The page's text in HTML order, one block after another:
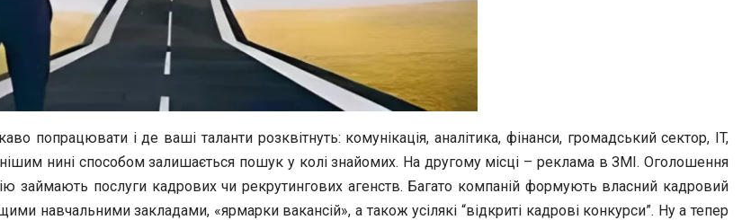
попрацювати і де ваші таланти розквітнуть: комунікація, аналітика, фінанси, громадський сектор, IT,
нині способом залишається пошук у колі знайомих. На другому місці – реклама в ЗМІ. Оголошення
займають послуги кадрових чи рекрутингових агенств. Багато компаній формують власний кадровий
навчальними закладами, «ярмарки вакансій», а також усілякі “відкриті кадрові конкурси”. Ну а тепер